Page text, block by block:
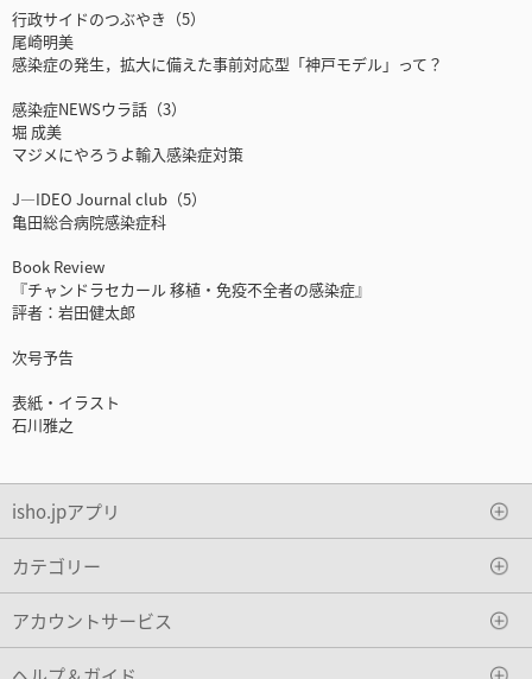
行政サイドのつぶやき（5）
尾崎明美
感染症の発生，拡大に備えた事前対応型「神戸モデル」って？
感染症NEWSウラ話（3）
堀 成美
マジメにやろうよ輸入感染症対策
J—IDEO Journal club（5）
亀田総合病院感染症科
Book Review
『チャンドラセカール 移植・免疫不全者の感染症』
評者：岩田健太郎
次号予告
表紙・イラスト
石川雅之
isho.jpアプリ
カテゴリー
アカウントサービス